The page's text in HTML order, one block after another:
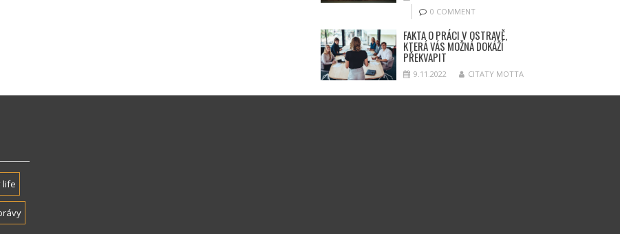
0 COMMENT
FAKTA O PRÁCI V OSTRAVĚ,
KTERÁ VÁS MOŽNÁ DOKÁŽÍ
PŘEKVAPIT
9.11.2022 CITATY MOTTA
life